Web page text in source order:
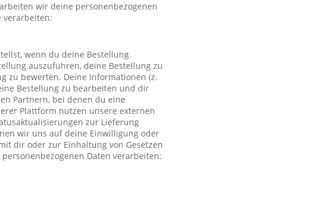
wir deine personenbezogenen
verarbeiten:
wenn du deine Bestellung
auszuführen, deine Bestellung zu
zu bewerten. Deine Informationen (z.
Bestellung zu bearbeiten und dir
Partnern, bei denen du eine
Plattform nutzen unsere externen
zur Lieferung
wir uns auf deine Einwilligung oder
dir oder zur Einhaltung von Gesetzen
Daten verarbeiten: